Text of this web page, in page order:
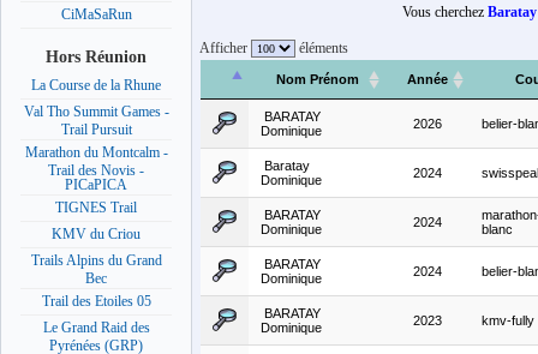
CiMaSaRun
Hors Réunion
La Course de la Rhune
Val Tho Summit Games -
Trail Pursuit
Marathon du Montcalm -
Trail des Novis -
PICaPICA
TIGNES Trail
KMV du Criou
Trails Alpins du Grand
Bec
Trail des Etoiles 05
Le Grand Raid des
Pyrénées (GRP)
Vous cherchez
Afficher éléments
Nom Prénom Année
BARATAY
Dominique
2026 belier-
Baratay
Dominique
2024
BARATAY
Dominique
2024
blanc
BARATAY
Dominique
2024 belier-
BARATAY
Dominique
2023 kmv-fully